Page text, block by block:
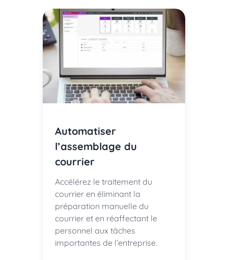
Automatiser
l’assemblage du
courrier
Accélérez le traitement du
courrier en éliminant la
préparation manuelle du
courrier et en réaffectant le
personnel aux tâches
importantes de l’entreprise.